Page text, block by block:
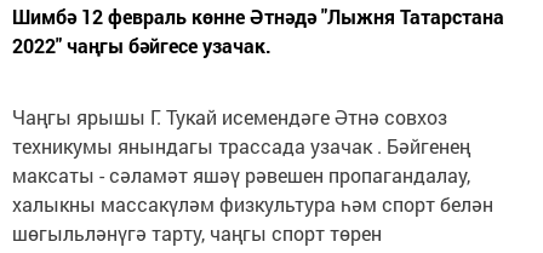
Шимбә 12 февраль көнне Әтнәдә "Лыжня Татарстана
2022" чаңгы бәйгесе узачак.
Чаңгы ярышы Г. Тукай исемендәге Әтнә совхоз
техникумы янындагы трассада узачак . Бәйгенең
максаты - сәламәт яшәү рәвешен пропагандалау,
халыкны массакүләм физкультура һәм спорт белән
шөгыльләнүгә тарту, чаңгы спорт төрен